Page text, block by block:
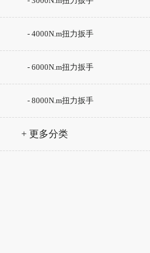
- 4000N.m扭力扳手
- 6000N.m扭力扳手
- 8000N.m扭力扳手
+ 更多分类